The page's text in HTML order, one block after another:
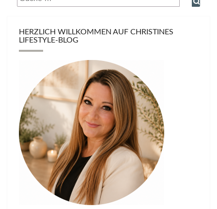
nach:
HERZLICH WILLKOMMEN AUF CHRISTINES
LIFESTYLE-BLOG